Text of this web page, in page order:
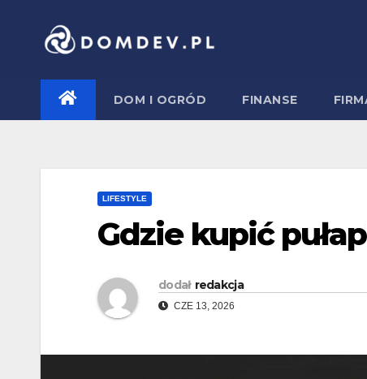
DOM I OGRÓD FINANSE
LIFESTYLE
Gdzie kupić
dodał redakcja
CZE 13, 2026